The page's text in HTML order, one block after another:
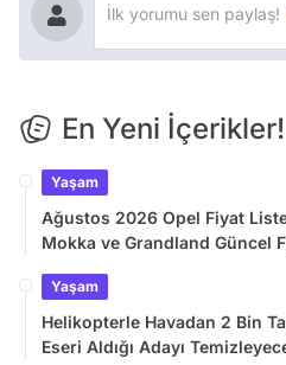
En Yeni İçerikler!
Yaşam
Ağustos 2026 Opel Fiyat
Mokka ve Grandland Güncel
Yaşam
Helikopterle Havadan 2 Bin
Eseri Aldığı Adayı